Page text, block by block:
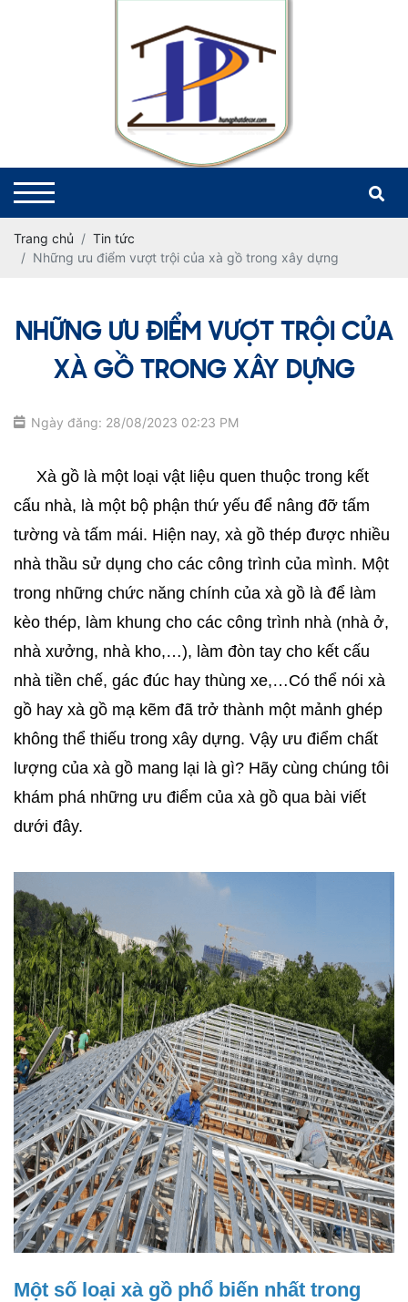
Trang chủ
Tin tức
Những ưu điểm vượt trội của xà gồ trong xây dựng
NHỮNG ƯU ĐIỂM VƯỢT TRỘI CỦA
XÀ GỒ TRONG XÂY DỰNG
Ngày đăng: 28/08/2023 02:23 PM
Xà gồ là một loại vật liệu quen thuộc trong kết
cấu nhà, là một bộ phận thứ yếu để nâng đỡ tấm
tường và tấm mái. Hiện nay, xà gồ thép được nhiều
nhà thầu sử dụng cho các công trình của mình. Một
trong những chức năng chính của xà gồ là để làm
kèo thép, làm khung cho các công trình nhà (nhà ở,
nhà xưởng, nhà kho,…), làm đòn tay cho kết cấu
nhà tiền chế, gác đúc hay thùng xe,…Có thể nói xà
gồ hay xà gồ mạ kẽm đã trở thành một mảnh ghép
không thể thiếu trong xây dựng. Vậy ưu điểm chất
lượng của xà gồ mang lại là gì? Hãy cùng chúng tôi
khám phá những ưu điểm của xà gồ qua bài viết
dưới đây.
Một số loại xà gồ phổ biến nhất trong